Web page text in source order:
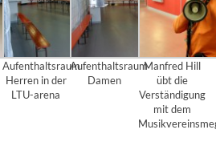
Aufenthaltsraum
Herren in der
LTU-arena
Aufenthaltsraum
Damen
Manfred Hill
übt die
Verständigung
mit dem